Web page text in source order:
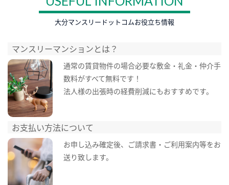
大分マンスリードットコムお役立ち情報
マンスリーマンションとは？
通常の賃貸物件の場合必要な敷金・礼金・仲介手
数料がすべて無料です！
法人様の出張時の経費削減にもおすすめです。
お支払い方法について
お申し込み確定後、ご請求書・ご利用案内等をお
送り致します。